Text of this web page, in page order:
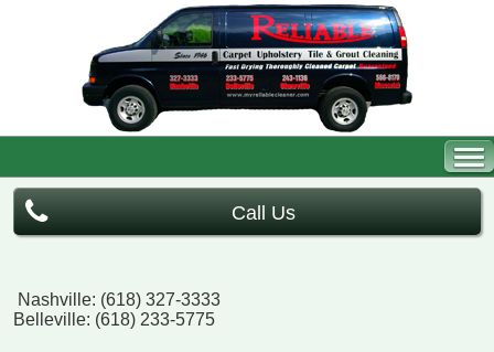
Call Us
Nashville: (618) 327-3333
Belleville: (618) 233-5775